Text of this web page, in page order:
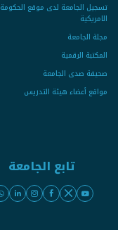
تسجيل الجامعة لدى موقع الحكومة
الامريكية
مجلة الجامعة
المكتبة الرقمية
صحيفة صدى الجامعة
مواقع أعضاء هيئة التدريس
تابع الجامعة